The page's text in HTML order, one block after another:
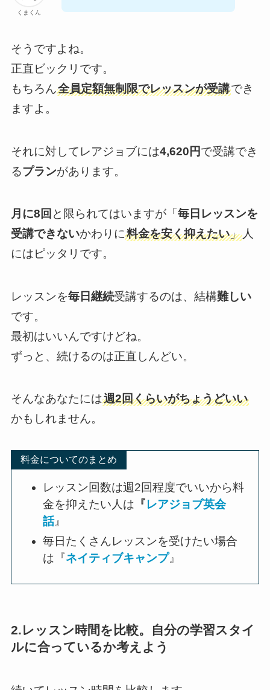
くまくん
そうですよね。
正直ビックリです。
もちろん全員定額無制限でレッスンが受講でき
ますよ。
それに対してレアジョブには4,620円で受講でき
るプランがあります。
月に8回 と限られてはいますが「 毎日レッスンを
受講できないかわりに料金を安く抑えたい」人
にはピッタリです。
レッスンを毎日継続受講するのは、結構難しい
です。
最初はいいんですけどね。
ずっと、続けるのは正直しんどい。
そんなあなたには週2回くらいがちょうどいい
かもしれません。
料金についてのまとめ
レッスン回数は週2回程度でいいから料
金を抑えたい人は 『レアジョブ英会
話』
毎日たくさんレッスンを受けたい場合
は『ネイティブキャンプ』
2.レッスン時間を比較。自分の学習スタイ
ルに合っているか考えよう